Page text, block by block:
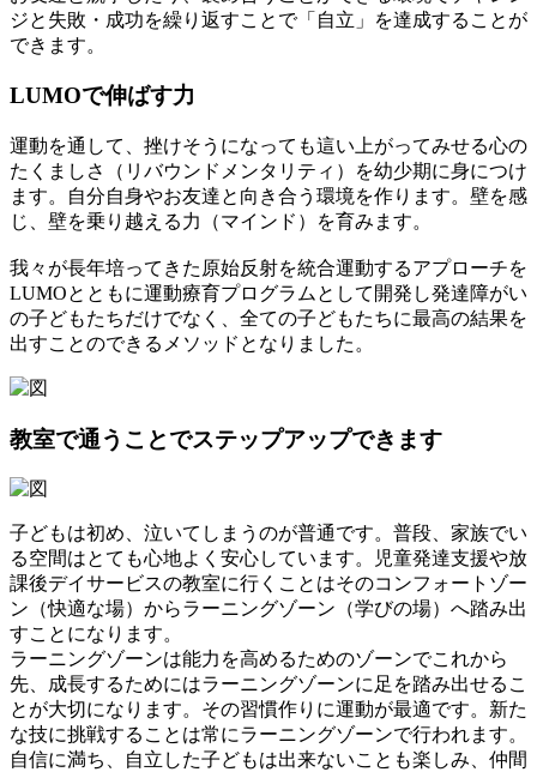
ジと失敗・成功を繰り返すことで「自立」を達成することが
できます。
LUMOで伸ばす力
運動を通して、挫けそうになっても這い上がってみせる心の
たくましさ（リバウンドメンタリティ）を幼少期に身につけ
ます。自分自身やお友達と向き合う環境を作ります。壁を感
じ、壁を乗り越える力（マインド）を育みます。
我々が長年培ってきた原始反射を統合運動するアプローチを
LUMOとともに運動療育プログラムとして開発し発達障がい
の子どもたちだけでなく、全ての子どもたちに最高の結果を
出すことのできるメソッドとなりました。
教室で通うことでステップアップできます
子どもは初め、泣いてしまうのが普通です。普段、家族でい
る空間はとても心地よく安心しています。児童発達支援や放
課後デイサービスの教室に行くことはそのコンフォートゾー
ン（快適な場）からラーニングゾーン（学びの場）へ踏み出
すことになります。
ラーニングゾーンは能力を高めるためのゾーンでこれから
先、成長するためにはラーニングゾーンに足を踏み出せるこ
とが大切になります。その習慣作りに運動が最適です。新た
な技に挑戦することは常にラーニングゾーンで行われます。
自信に満ち、自立した子どもは出来ないことも楽しみ、仲間